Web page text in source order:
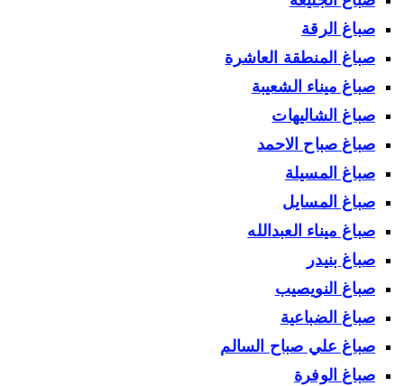
صباغ الرقة
صباغ المنطقة العاشرة
صباغ ميناء الشعيبة
صباغ الشاليهات
صباغ صباح الاحمد
صباغ المسيلة
صباغ المسايل
صباغ ميناء العبدالله
صباغ بنيدر
صباغ النويصيب
صباغ الضباعية
صباغ علي صباح السالم
صباغ الوفرة